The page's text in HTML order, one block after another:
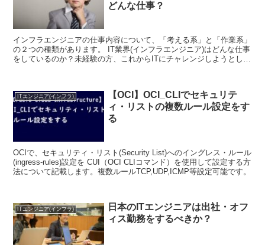
どんな仕事？
インフラエンジニアの仕事内容について、「考える系」と「作業系」
の２つの種類があります。 IT業界(インフラエンジニア)はどんな仕事
をしているのか？未経験の方、これからITにチャレンジしようとして
ITエンジニア(インフラ)
【OCI】OCI_CLIでセキュリテ
ィ・リストの複数ルール設定をす
る
OCIで、セキュリティ・リスト(Security List)へのイングレス・ルール
(ingress-rules)設定を CUI（OCI CLIコマンド）を使用して設定する方
法について記載します。複数ルールTCP,UDP,ICMP等設定可能です。
ITエンジニア(インフラ)
日本のITエンジニアは出社・オフ
ィス勤務をするべきか？